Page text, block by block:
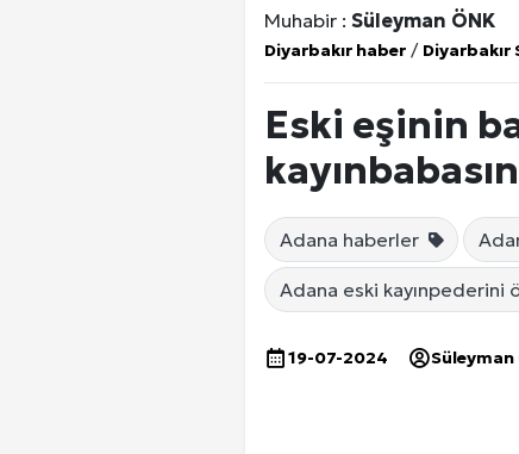
Muhabir : Süleyman ÖNK
Diyarbakır haber / Diyarbakır
Eski eşinin
Adana haberler
Adana eski kayınpederini
19-07-2024 Süleyman